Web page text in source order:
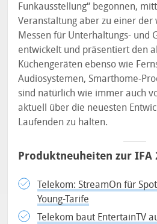
Funkausstellung“ begonnen,
Veranstaltung aber zu einer
Messen für Unterhaltungs- und
entwickelt und präsentiert den
Küchengeräten ebenso wie
Audiosystemen, Smarthome-
sind natürlich wie immer auch
aktuell über die neuesten
Laufenden zu halten.
Produktneuheiten zur IFA
Telekom: StreamOn für
Young-Tarife
Telekom baut EntertainTV